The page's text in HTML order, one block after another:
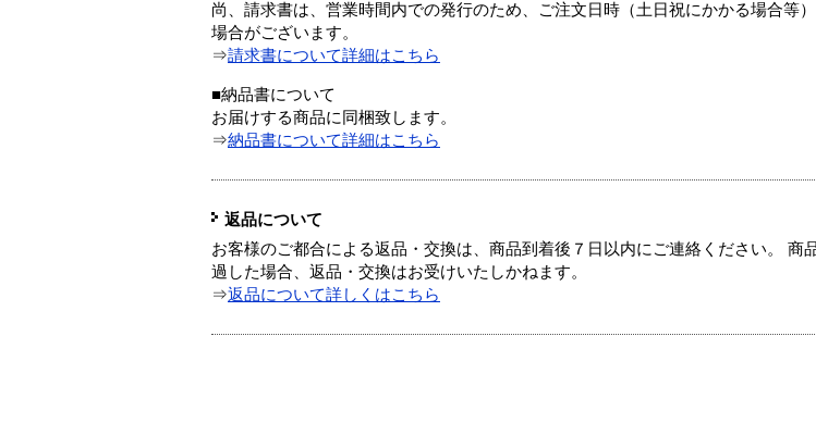
尚、請求書は、営業時間内での発行のため、ご注文日時（土日祝にかかる場合等
場合がございます。
⇒請求書について詳細はこちら
■納品書について
お届けする商品に同梱致します。
⇒納品書について詳細はこちら
返品について
お客様のご都合による返品・交換は、商品到着後７日以内にご連絡ください。 商
過した場合、返品・交換はお受けいたしかねます。
⇒返品について詳しくはこちら